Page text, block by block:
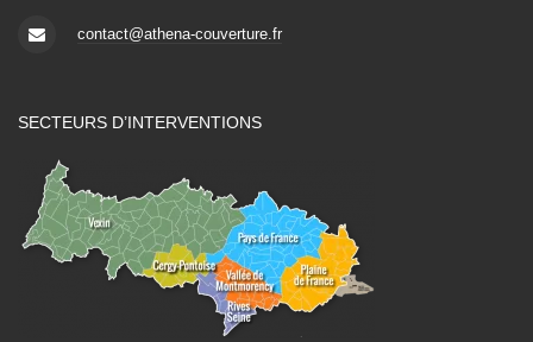
contact@athena-couverture.fr
SECTEURS D’INTERVENTIONS